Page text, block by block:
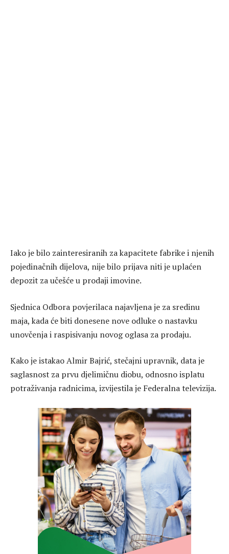
Iako je bilo zainteresiranih za kapacitete fabrike i njenih
pojedinačnih dijelova, nije bilo prijava niti je uplaćen
depozit za učešće u prodaji imovine.
Sjednica Odbora povjerilaca najavljena je za sredinu
maja, kada će biti donesene nove odluke o nastavku
unovčenja i raspisivanju novog oglasa za prodaju.
Kako je istakao Almir Bajrić, stečajni upravnik, data je
saglasnost za prvu djelimičnu diobu, odnosno isplatu
potraživanja radnicima, izvijestila je Federalna televizija.